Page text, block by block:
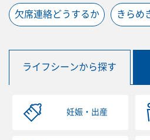
欠席連絡どうするか きらめ
ライフシーンから探す
妊娠・出産